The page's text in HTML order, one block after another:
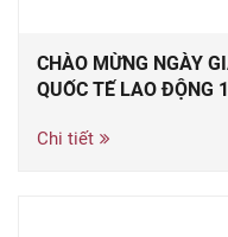
CHÀO MỪNG NGÀY
QUỐC TẾ LAO ĐỘNG
Chi tiết